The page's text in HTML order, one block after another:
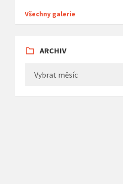
Všechny galerie
ARCHIV